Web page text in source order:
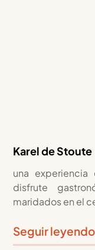
Karel de Stoute
una
disfrute
maridados en el
Seguir leyendo